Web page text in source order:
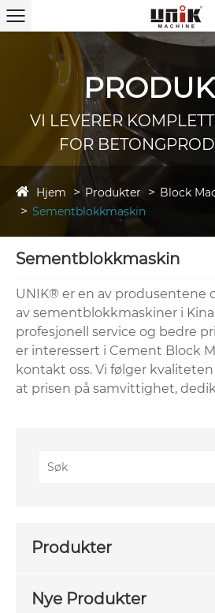
VI LEVERER
FOR
Hjem Produkter
Block
Sementblokkmaskin
Sementblokkmaskin
UNIK® er en av produsentene
av sementblokkmaskiner i
profesjonell service og bedre
er interessert i Cement Block
kontakt oss. Vi følger
at prisen på samvittighet,
Produkter
Nye Produkter